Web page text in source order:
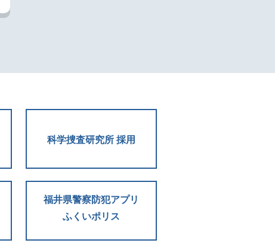
科学捜査研究所 採用
福井県警察防犯アプリ
ふくいポリス